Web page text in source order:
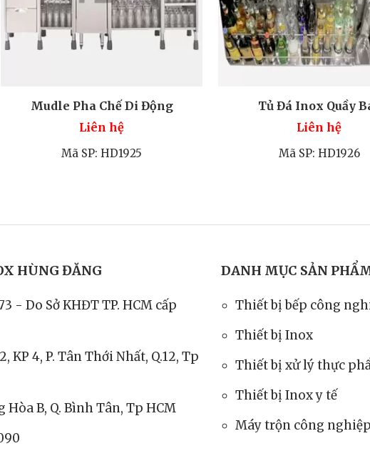
Mudle Pha Chế Di Động
Liên hệ
Mã SP: HD1925
Tủ Đá Inox Quầy
Liên hệ
Mã SP: HD1926
HÙNG ĐĂNG
- Do Sở KHĐT TP. HCM cấp
KP 4, P. Tân Thới Nhất, Q.12, Tp
Hòa B, Q. Bình Tân, Tp HCM
DANH MỤC SẢN
Thiết bị bếp công
Thiết bị Inox
Thiết bị xử lý thực
Thiết bị Inox y tế
Máy trộn công nghiệp